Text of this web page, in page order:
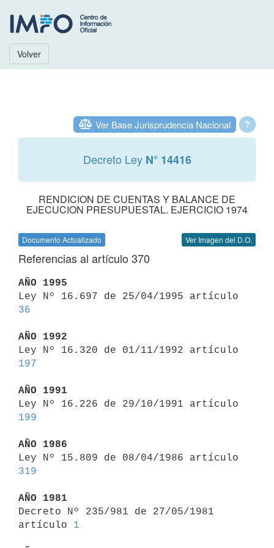
Volver
?
Ver Base Jurisprudencia Nacional
Decreto Ley N° 14416
RENDICION DE CUENTAS Y BALANCE DE
EJECUCION PRESUPUESTAL. EJERCICIO 1974
Documento Actualizado Ver Imagen del D.O.
Referencias al artículo 370
AÑO 1995
36
AÑO 1992
197
AÑO 1991
199
AÑO 1986
319
AÑO 1981
Decreto Nº 235/981 de 27/05/1981
artículo 1